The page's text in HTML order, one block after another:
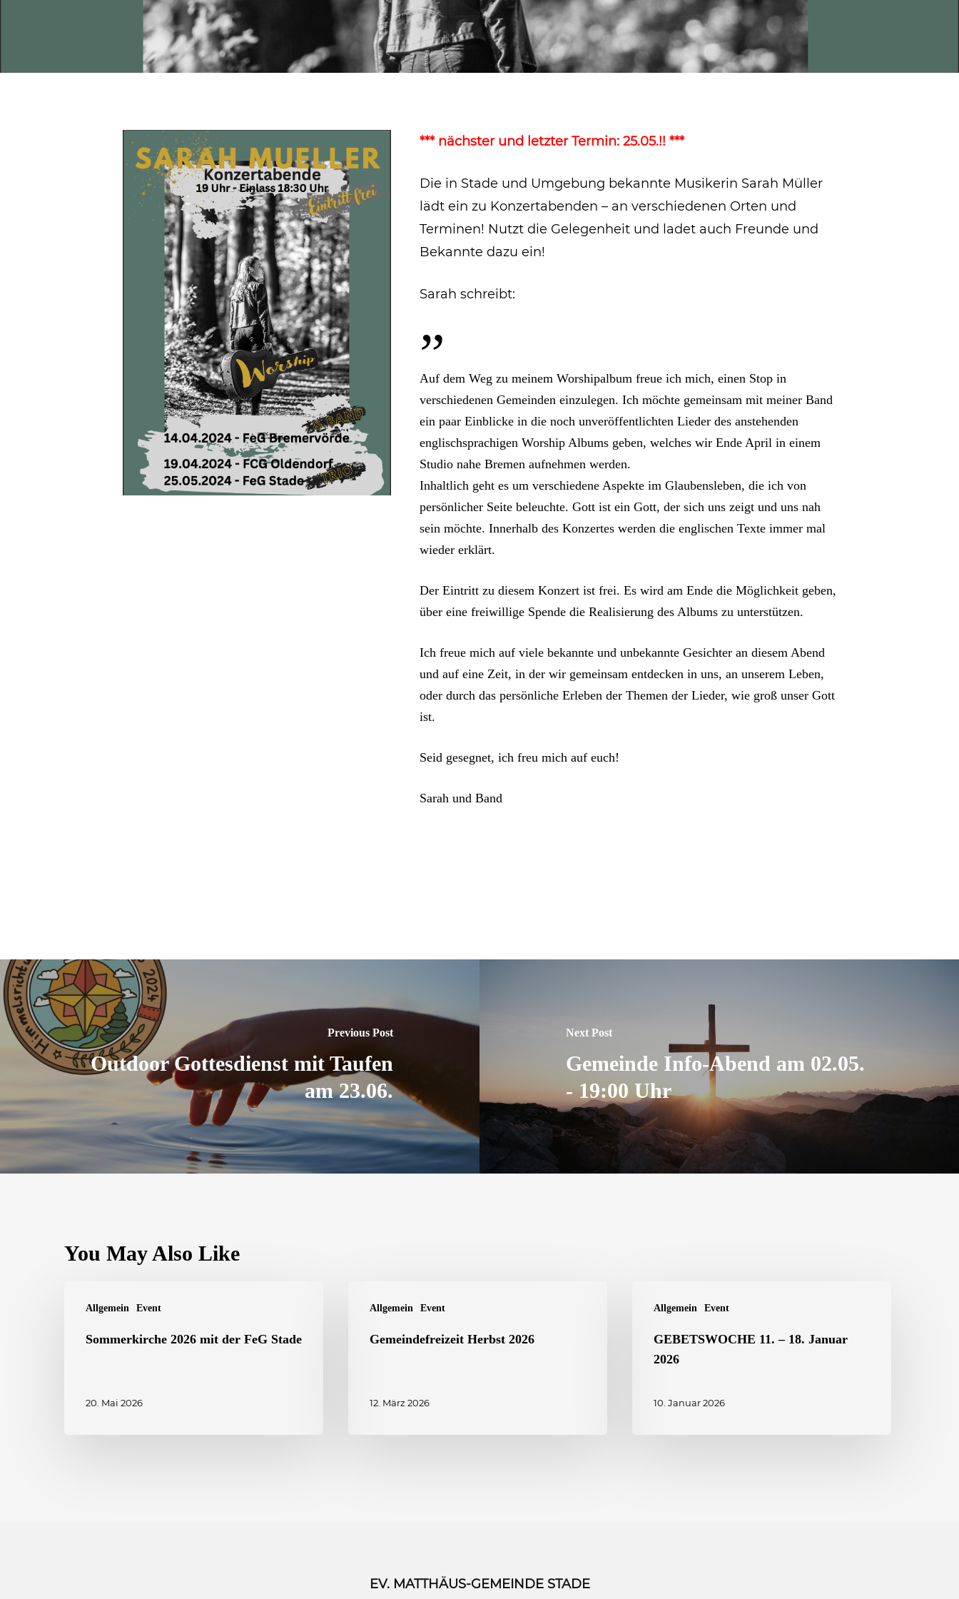
*** nächster und letzter Termin: 25.05.!! ***
Die in Stade und Umgebung bekannte Musikerin Sarah Müller
lädt ein zu Konzertabenden – an verschiedenen Orten und
Terminen! Nutzt die Gelegenheit und ladet auch Freunde und
Bekannte dazu ein!
Sarah schreibt:
”
Auf dem Weg zu meinem Worshipalbum freue ich mich, einen Stop in
verschiedenen Gemeinden einzulegen. Ich möchte gemeinsam mit meiner Band
ein paar Einblicke in die noch unveröffentlichten Lieder des anstehenden
englischsprachigen Worship Albums geben, welches wir Ende April in einem
Studio nahe Bremen aufnehmen werden.
Inhaltlich geht es um verschiedene Aspekte im Glaubensleben, die ich von
persönlicher Seite beleuchte. Gott ist ein Gott, der sich uns zeigt und uns nah
sein möchte. Innerhalb des Konzertes werden die englischen Texte immer mal
wieder erklärt.
Der Eintritt zu diesem Konzert ist frei. Es wird am Ende die Möglichkeit geben,
über eine freiwillige Spende die Realisierung des Albums zu unterstützen.
Ich freue mich auf viele bekannte und unbekannte Gesichter an diesem Abend
und auf eine Zeit, in der wir gemeinsam entdecken in uns, an unserem Leben,
oder durch das persönliche Erleben der Themen der Lieder, wie groß unser Gott
ist.
Seid gesegnet, ich freu mich auf euch!
Sarah und Band
Previous Post
Outdoor Gottesdienst mit Taufen
am 23.06.
Next Post
Gemeinde Info-Abend am 02.05.
- 19:00 Uhr
You May Also Like
Allgemein Event
2026
Stade
Sommerkirche 2026 mit der FeG Stade
20. Mai 2026
Allgemein Event
Herbst
2026Gemeindefreizeit Herbst 2026
12. März 2026
Allgemein Event
2026
GEBETSWOCHE 11. – 18. Januar
2026
10. Januar 2026
EV. MATTHÄUS-GEMEINDE STADE